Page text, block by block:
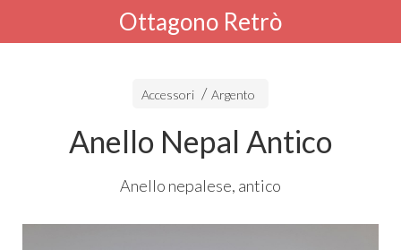
Ottagono Retrò
Accessori Argento
Anello Nepal Antico
Anello nepalese, antico